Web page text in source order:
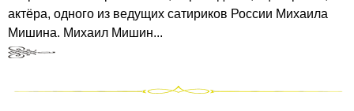
актёра, одного из ведущих сатириков России Михаила
Мишина. Михаил Мишин...